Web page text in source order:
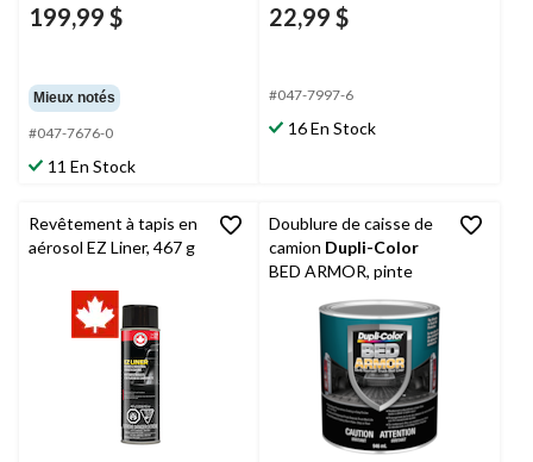
199,99 $
Mieux notés
#047-7676-0
11 En Stock
22,99 $
#047-7997-6
16 En Stock
Revêtement à tapis en
aérosol EZ Liner, 467 g
Doublure de caisse de
camion Dupli-Color
BED ARMOR, pinte